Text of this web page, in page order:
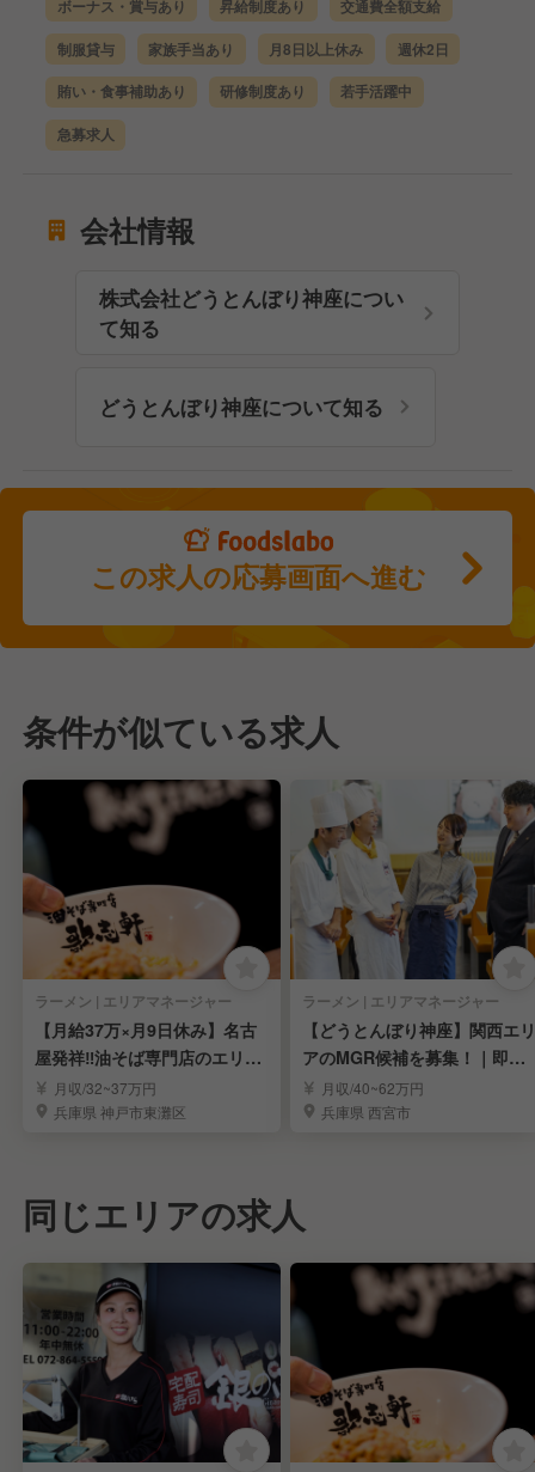
ボーナス・賞与あり 昇給制度あり 交通費全額支給
制服貸与 家族手当あり 月8日以上休み 週休2日
賄い・食事補助あり 研修制度あり 若手活躍中
急募求人
会社情報
株式会社どうとんぼり神座につい
て知る
どうとんぼり神座について知る
この求人の応募画面へ進む
条件が似ている求人
ラーメン | エリアマネージャー
【月給37万×月9日休み】名古
屋発祥‼油そば専門店のエリア
マネージャー募集
月収/32~37万円
兵庫県 神戸市東灘区
ラーメン | エリアマネージャー
【どうとんぼり神座】関西エリ
アのMGR候補を募集！｜即戦
力採用＊高給
月収/40~62万円
兵庫県 西宮市
同じエリアの求人